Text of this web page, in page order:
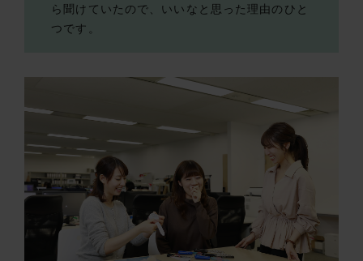
ら聞けていたので、いいなと思った理由のひと
つです。